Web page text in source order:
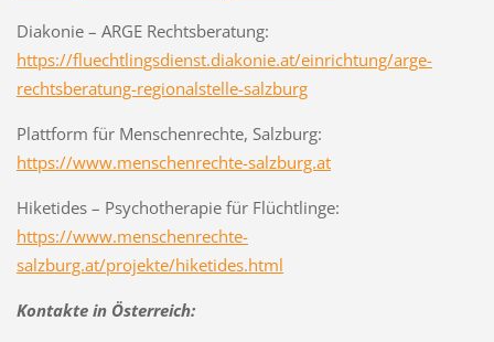
Diakonie – ARGE Rechtsberatung:
https://fluechtlingsdienst.diakonie.at/einrichtung/arge-
rechtsberatung-regionalstelle-salzburg
Plattform für Menschenrechte, Salzburg:
https://www.menschenrechte-salzburg.at
Hiketides – Psychotherapie für Flüchtlinge:
https://www.menschenrechte-
salzburg.at/projekte/hiketides.html
Kontakte in Österreich: